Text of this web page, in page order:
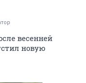
весенней
новую